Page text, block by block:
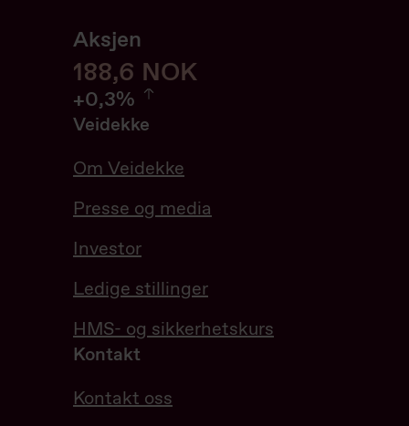
Aksjen
188,6 NOK188,6
+0,3%
0.32%
Veidekke
Om Veidekke
Presse og media
Investor
Ledige stillinger
HMS- og sikkerhetskurs
Kontakt
Kontakt oss